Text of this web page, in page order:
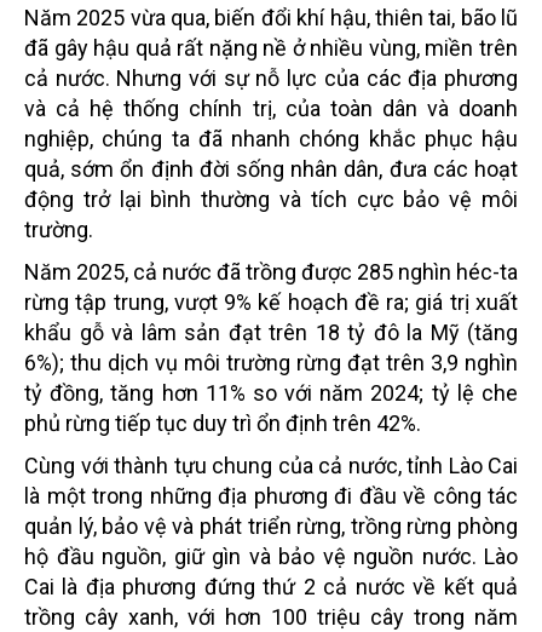
Năm 2025 vừa qua, biến đổi khí hậu, thiên tai, bão lũ
đã gây hậu quả rất nặng nề ở nhiều vùng, miền trên
cả nước. Nhưng với sự nỗ lực của các địa phương
và cả hệ thống chính trị, của toàn dân và doanh
nghiệp, chúng ta đã nhanh chóng khắc phục hậu
quả, sớm ổn định đời sống nhân dân, đưa các hoạt
động trở lại bình thường và tích cực bảo vệ môi
trường.
Năm 2025, cả nước đã trồng được 285 nghìn héc-ta
rừng tập trung, vượt 9% kế hoạch đề ra; giá trị xuất
khẩu gỗ và lâm sản đạt trên 18 tỷ đô la Mỹ (tăng
6%); thu dịch vụ môi trường rừng đạt trên 3,9 nghìn
tỷ đồng, tăng hơn 11% so với năm 2024; tỷ lệ che
phủ rừng tiếp tục duy trì ổn định trên 42%.
Cùng với thành tựu chung của cả nước, tỉnh Lào Cai
là một trong những địa phương đi đầu về công tác
quản lý, bảo vệ và phát triển rừng, trồng rừng phòng
hộ đầu nguồn, giữ gìn và bảo vệ nguồn nước. Lào
Cai là địa phương đứng thứ 2 cả nước về kết quả
trồng cây xanh, với hơn 100 triệu cây trong năm